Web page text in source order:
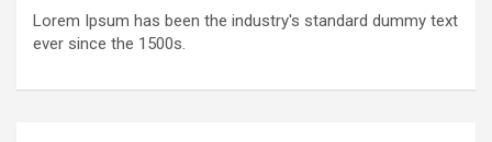
Lorem Ipsum has been the industry's standard dummy text
ever since the 1500s.